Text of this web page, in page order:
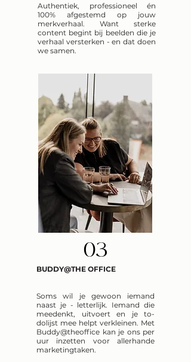
Authentiek, professioneel én
100% afgestemd op jouw
merkverhaal. Want sterke
content begint bij beelden die je
verhaal versterken - en dat doen
we samen.
03
BUDDY@THE OFFICE
Soms wil je gewoon iemand
naast je - letterlijk. Iemand die
meedenkt, uitvoert en je to-
dolijst mee helpt verkleinen. Met
Buddy@theoffice kan je ons per
uur inzetten voor allerhande
marketingtaken.